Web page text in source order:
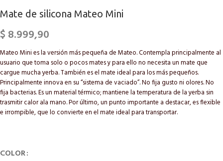
Mate de silicona Mateo Mini
$ 8.999,90
Mateo Mini es la versión más pequeña de Mateo. Contempla principalmente al
usuario que toma solo o pocos mates y para ello no necesita un mate que
cargue mucha yerba. También es el mate ideal para los más pequeños.
Principalmente innova en su “sistema de vaciado”. No fija gusto ni olores. No
fija bacterias. Es un material térmico; mantiene la temperatura de la yerba sin
trasmitir calor ala mano. Por último, un punto importante a destacar, es flexible
e irrompible, que lo convierte en el mate ideal para transportar.
COLOR